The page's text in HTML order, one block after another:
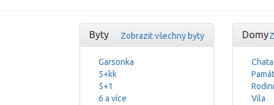
Zobrazit všechny byty
Byty
Garsonka
5+kk
5+1
6 a více
Domy
Chata
Vila